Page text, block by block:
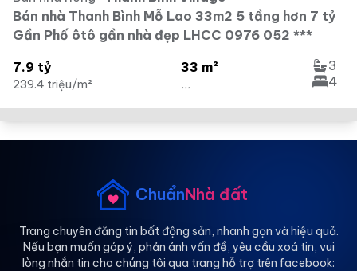
Bán nhà Thanh Bình Mỗ Lao 33m2 5 tầng hơn 7 tỷ
Gần Phố ôtô gần nhà đẹp LHCC 0976 052 ***
7.9 tỷ
239.4 triệu/m²
33 m²
...
3
4
ChuẩnNhà đất
Trang chuyên đăng tin bất động sản, nhanh gọn và hiệu quả.
Nếu bạn muốn góp ý, phản ánh vấn đề, yêu cầu xoá tin, vui
lòng nhắn tin cho chúng tôi qua trang hỗ trợ trên facebook: